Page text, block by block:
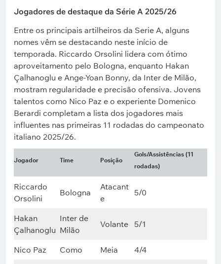
Jogadores de destaque da Série A 2025/26
Entre os principais artilheiros da Serie A, alguns
nomes vêm se destacando neste início de
temporada. Riccardo Orsolini lidera com ótimo
aproveitamento pelo Bologna, enquanto Hakan
Çalhanoglu e Ange-Yoan Bonny, da Inter de Milão,
mostram regularidade e precisão ofensiva. Jovens
talentos como Nico Paz e o experiente Domenico
Berardi completam a lista dos jogadores mais
influentes nas primeiras 11 rodadas do campeonato
italiano 2025/26.
Jogador Time Posição
Gols/Assistências (11
rodadas)
Riccardo
Orsolini
Bologna
Atacant
e
5/0
Hakan
Çalhanoglu
Inter de
Milão
Volante 5/1
Nico Paz Como Meia
4/4